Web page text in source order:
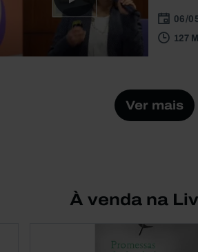
06/
127
Ver mais
À venda na